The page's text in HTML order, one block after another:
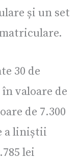
și un set
30 de
valoare de
de 7.300
a liniștii
lei